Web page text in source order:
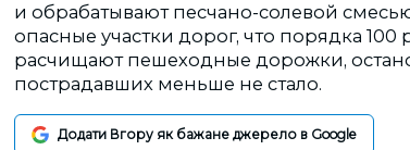
и обрабатывают песчано-солевой
опасные участки дорог, что порядка
расчищают пешеходные дорожки,
пострадавших меньше не стало.
Додати Вгору як бажане джерело в Google